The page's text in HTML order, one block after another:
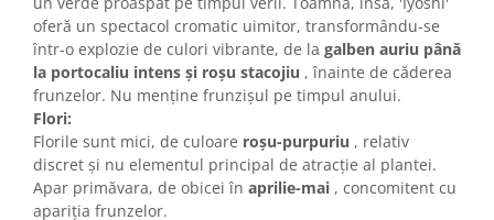
oferă un spectacol cromatic uimitor, transformându-se
într-o explozie de culori vibrante, de la galben auriu până
la portocaliu intens și roșu stacojiu , înainte de căderea
frunzelor. Nu menține frunzișul pe timpul anului.
Flori:
Florile sunt mici, de culoare roșu-purpuriu , relativ
discret și nu elementul principal de atracție al plantei.
Apar primăvara, de obicei în aprilie-mai , concomitent cu
apariția frunzelor.